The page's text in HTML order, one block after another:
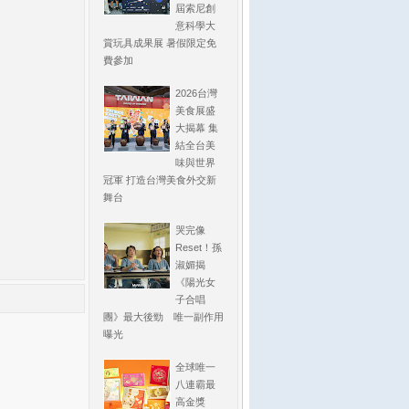
屆索尼創
意科學大
賞玩具成果展 暑假限定免
費參加
2026台灣
美食展盛
大揭幕 集
結全台美
味與世界
冠軍 打造台灣美食外交新
舞台
哭完像
Reset！孫
淑媚揭
《陽光女
子合唱
團》最大後勁 唯一副作用
曝光
全球唯一
八連霸最
高金獎